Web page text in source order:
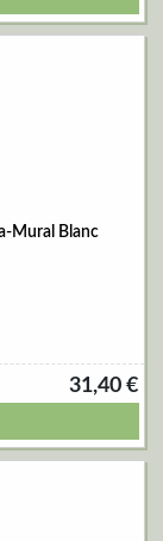
Mural Blanc
31,40 €